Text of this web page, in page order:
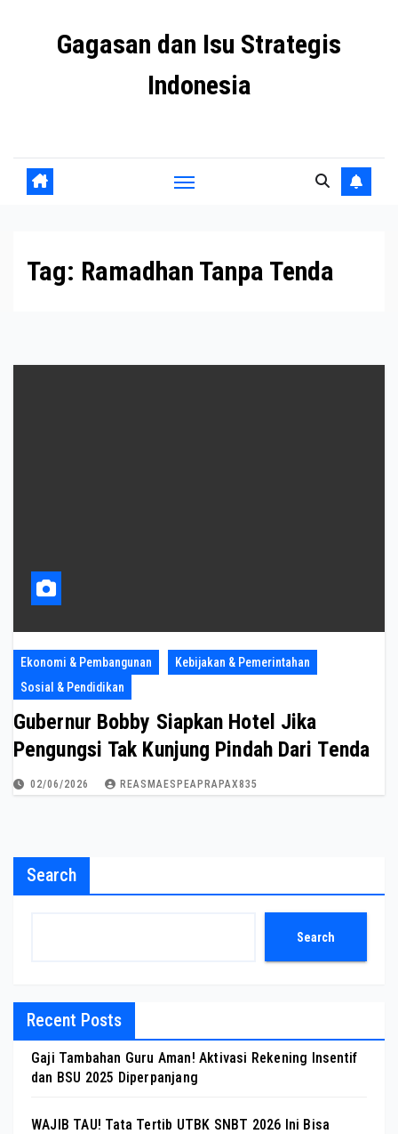
Gagasan dan Isu Strategis
Indonesia
Tag: Ramadhan Tanpa Tenda
Ekonomi & Pembangunan
Kebijakan & Pemerintahan
Sosial & Pendidikan
Gubernur Bobby Siapkan Hotel Jika
Pengungsi Tak Kunjung Pindah Dari Tenda
02/06/2026 REASMAESPEAPRAPAX835
Search
Search
Recent Posts
Gaji Tambahan Guru Aman! Aktivasi Rekening Insentif
dan BSU 2025 Diperpanjang
WAJIB TAU! Tata Tertib UTBK SNBT 2026 Ini Bisa